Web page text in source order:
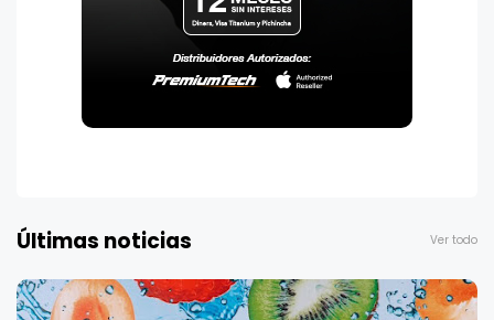
Últimas noticias Ver todo